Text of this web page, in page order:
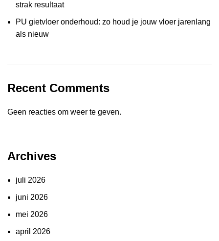
strak resultaat
PU gietvloer onderhoud: zo houd je jouw vloer jarenlang
als nieuw
Recent Comments
Geen reacties om weer te geven.
Archives
juli 2026
juni 2026
mei 2026
april 2026